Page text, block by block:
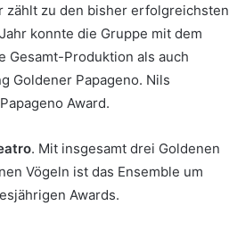
zählt zu den bisher erfolgreichsten
konnte die Gruppe mit dem
Gesamt-Produktion als auch
Goldener Papageno. Nils
Award.
. Mit insgesamt drei Goldenen
Vögeln ist das Ensemble um
Awards.